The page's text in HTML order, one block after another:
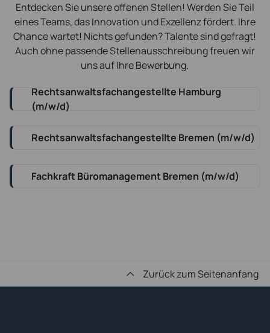
Entdecken Sie unsere offenen Stellen! Werden Sie Teil
eines Teams, das Innovation und Exzellenz fördert. Ihre
Chance wartet! Nichts gefunden? Talente sind gefragt!
Auch ohne passende Stellenausschreibung freuen wir
uns auf Ihre Bewerbung.
Rechtsanwaltsfachangestellte Hamburg
(m/w/d)
Rechtsanwaltsfachangestellte Bremen (m/w/d)
Fachkraft Büromanagement Bremen (m/w/d)
Zurück zum Seitenanfang